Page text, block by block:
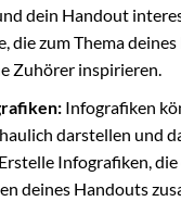
dein Handout
die zum Thema
Zuhörer inspirieren.
Infografiken
darstellen und
Infografiken,
deines Handouts